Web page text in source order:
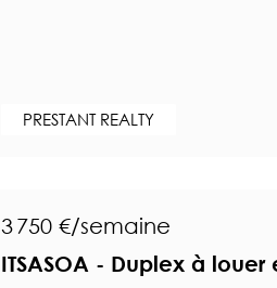
PRESTANT REALTY
3 750 €/semaine
ITSASOA - Duplex à